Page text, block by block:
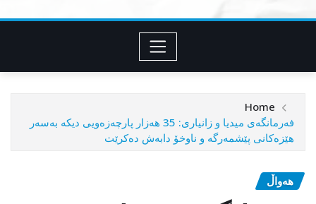
Home
فەرمانگەی میدیا و زانیاری: 35 هەزار پارچەزەویی دیكە بەسەر
هێزەکانی پێشمەرگە و ناوخۆ دابەش دەکرێت
هەواڵ